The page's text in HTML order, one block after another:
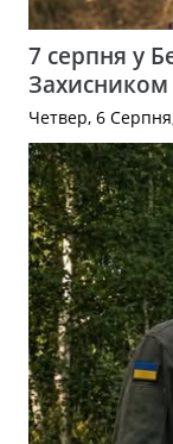
7 серпня у
Четвер, 6